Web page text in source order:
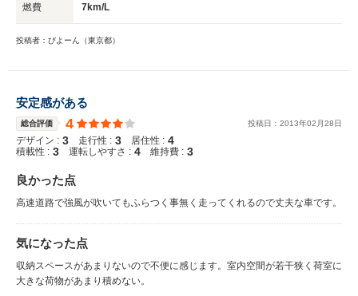
燃費 7km/L
投稿者：びよーん（東京都）
安定感がある
総合評価 4 投稿日： 2013年02 月28日
デザイン : 3 走行性 : 3 居住性 : 4
積載性 : 3 運転しやすさ : 4 維持費 : 3
良かった点
高速道路で強風が吹いてもふらつく事無く走ってくれるので丈夫な車です。
気になった点
収納スペースがあまりないので不便に感じます。室内空間が若干狭く荷室に
大きな荷物があまり積めない。